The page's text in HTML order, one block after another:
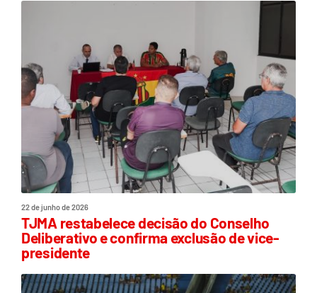
22 de junho de 2026
TJMA restabelece decisão do Conselho
Deliberativo e confirma exclusão de vice-
presidente